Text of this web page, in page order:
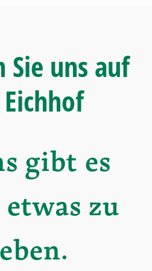
Sie uns auf
gibt es
zu